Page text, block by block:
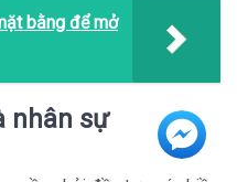
bằng để mở
nhân sự